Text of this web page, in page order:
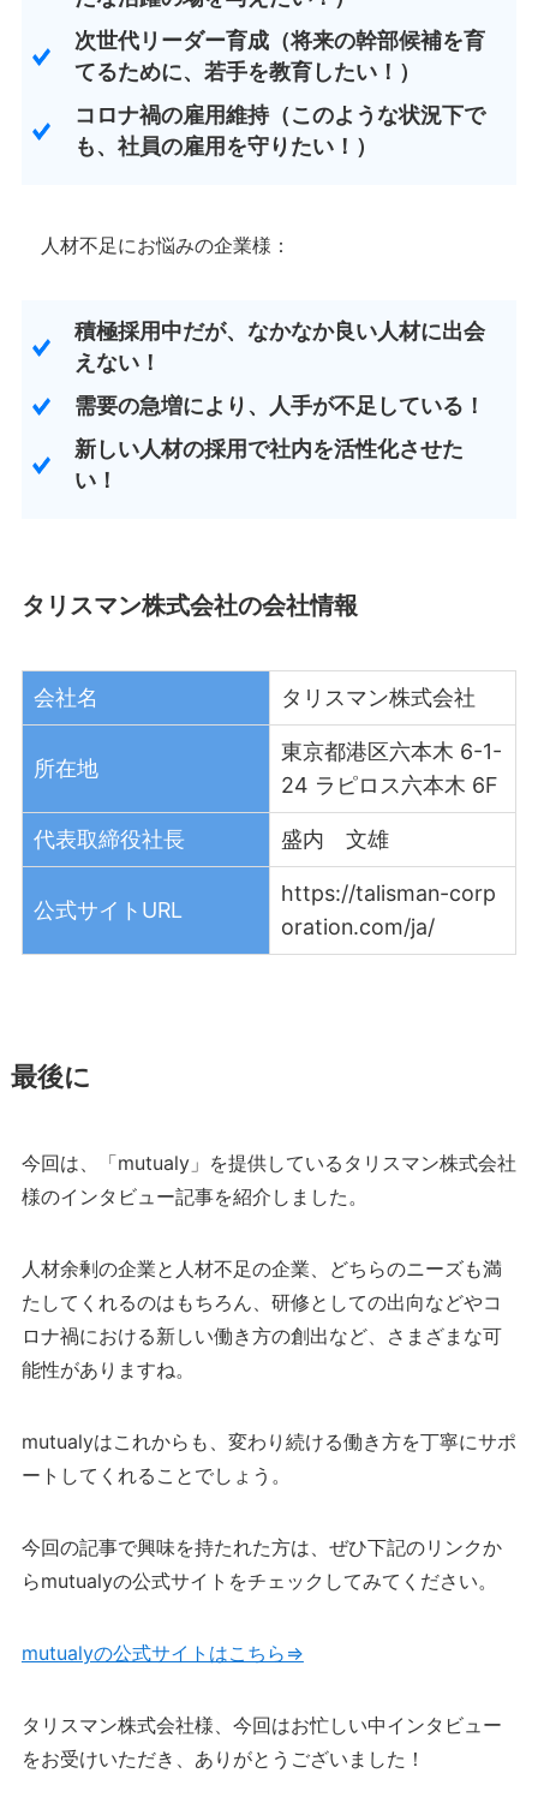
次世代リーダー育成（将来の幹部候補を育
てるために、若手を教育したい！）
コロナ禍の雇用維持（このような状況下で
も、社員の雇用を守りたい！）
人材不足にお悩みの企業様：
積極採用中だが、なかなか良い人材に出会
えない！
需要の急増により、人手が不足している！
新しい人材の採用で社内を活性化させた
い！
タリスマン株式会社の会社情報
会社名 タリスマン株式会社
所在地
東京都港区六本木 6-1-
24 ラピロス六本木 6F
代表取締役社長 盛内 文雄
公式サイトURL
https://talisman-corp
oration.com/ja/
最後に
今回は、「mutualy」を提供しているタリスマン株式会社
様のインタビュー記事を紹介しました。
人材余剰の企業と人材不足の企業、どちらのニーズも満
たしてくれるのはもちろん、研修としての出向などやコ
ロナ禍における新しい働き方の創出など、さまざまな可
能性がありますね。
mutualyはこれからも、変わり続ける働き方を丁寧にサポ
ートしてくれることでしょう。
今回の記事で興味を持たれた方は、ぜひ下記のリンクか
らmutualyの公式サイトをチェックしてみてください。
mutualyの公式サイトはこちら⇒
タリスマン株式会社様、今回はお忙しい中インタビュー
をお受けいただき、ありがとうございました！